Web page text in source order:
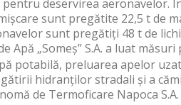
deservirea aeronavelor.
sunt pregătite 22,5 t de
sunt pregătiți 48 t de
Apă „Someș” S.A. a luat
potabilă, preluarea apelor
hidranților stradali și a
de Termoficare Napoca